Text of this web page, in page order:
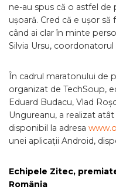
ne-au spus că o astfel
ușoară. Cred că e ușor
când ai clar în minte
Silvia Ursu,
În cadrul maratonului de
organizat de TechSoup,
Eduard Budacu, Vlad
Ungureanu, a realizat
disponibil la adresa
unei aplicații Android,
Echipele Zitec,
România